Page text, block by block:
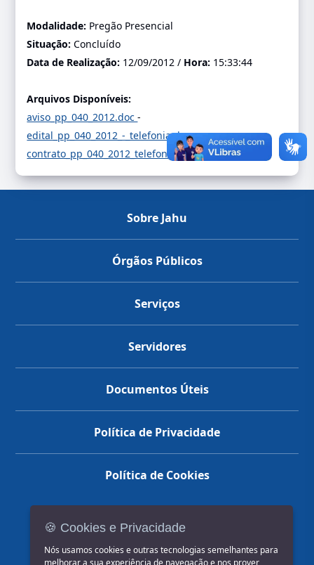
Modalidade: Pregão Presencial
Situação:Concluído
Data de Realização: 12/09/2012 / Hora: 15:33:44
Arquivos Disponíveis:
aviso_pp_040_2012.doc-
edital_pp_040_2012_-_telefonia.doc-
contrato_pp_040_2012_telefonica.zip-
Sobre Jahu
Órgãos Públicos
Serviços
Servidores
Documentos Úteis
Política de Privacidade
Política de Cookies
🍪 Cookies e Privacidade
Nós usamos cookies e outras tecnologias semelhantes para
melhorar a sua experiência de navegação e nos prover